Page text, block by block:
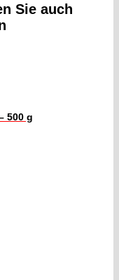
Sie auch
500 g